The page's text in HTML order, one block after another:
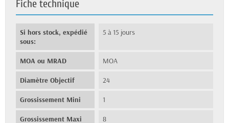
Fiche technique
Si hors stock, expédié
sous:
5 à 15 jours
MOA ou MRAD MOA
Diamètre Objectif 24
Grossissement Mini 1
Grossissement Maxi 8